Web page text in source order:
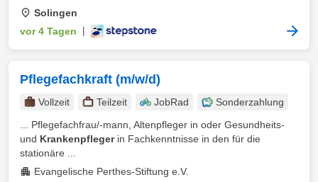
Solingen
vor 4 Tagen
Pflegefachkraft (m/w/d)
Vollzeit Teilzeit JobRad
Sonderzahlung
... Pflegefachfrau/-mann, Altenpfleger in oder Gesundheits-
und Krankenpflegerin Fachkenntnisse in den für die
stationäre ...
Evangelische Perthes-Stiftung e.V.